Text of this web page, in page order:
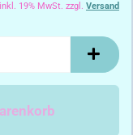
inkl. 19% MwSt. zzgl. Versand